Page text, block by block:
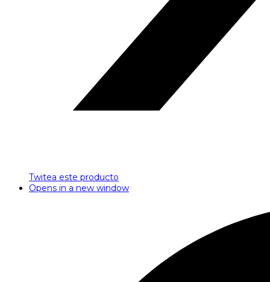
Twitea este producto
Opens in a new window